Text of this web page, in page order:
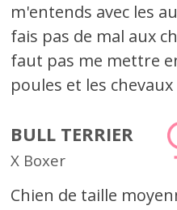
m'entends avec les
fais pas de mal aux
faut pas me mettre
poules et les chevaux
BULL TERRIER
X Boxer
Chien de taille